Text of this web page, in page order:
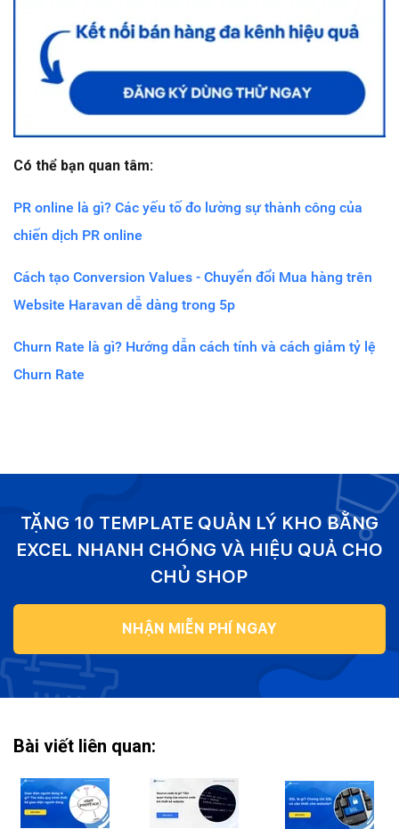
Có thể bạn quan tâm:
PR online là gì? Các yếu tố đo lường sự thành công của
chiến dịch PR online
Cách tạo Conversion Values - Chuyển đổi Mua hàng trên
Website Haravan dễ dàng trong 5p
Churn Rate là gì? Hướng dẫn cách tính và cách giảm tỷ lệ
Churn Rate
TẶNG 10 TEMPLATE QUẢN LÝ KHO BẰNG
EXCEL NHANH CHÓNG VÀ HIỆU QUẢ CHO
CHỦ SHOP
NHẬN MIỄN PHÍ NGAY
Bài viết liên quan: